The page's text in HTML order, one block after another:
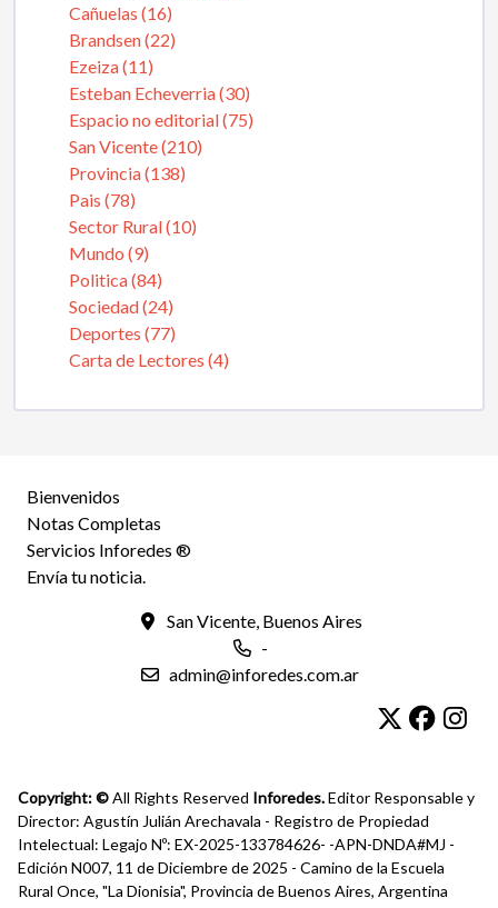
Cañuelas (16)
Brandsen (22)
Ezeiza (11)
Esteban Echeverria (30)
Espacio no editorial (75)
San Vicente (210)
Provincia (138)
Pais (78)
Sector Rural (10)
Mundo (9)
Politica (84)
Sociedad (24)
Deportes (77)
Carta de Lectores (4)
Bienvenidos
Notas Completas
Servicios Inforedes ®
Envía tu noticia.
San Vicente, Buenos Aires
-
admin@inforedes.com.ar
Copyright: ©All Rights Reserved Inforedes.Editor Responsable y
Director: Agustín Julián Arechavala - Registro de Propiedad
Intelectual: Legajo Nº: EX-2025-133784626- -APN-DNDA#MJ -
Edición N007, 11 de Diciembre de 2025 - Camino de la Escuela
Rural Once, "La Dionisia", Provincia de Buenos Aires, Argentina